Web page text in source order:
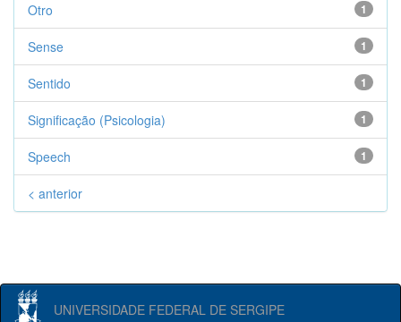
1
Otro
1
Sense
1
Sentido
1
Significação (Psicologia)
1
Speech
< anterior
UNIVERSIDADE FEDERAL DE SERGIPE